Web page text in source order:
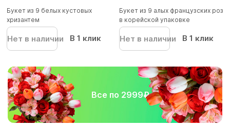
Букет из 9 белых кустовых
хризантем
Нет в наличии В 1 клик
Букет из 9 алых французских роз
в корейской упаковке
Нет в наличии В 1 клик
Все по 2999₽